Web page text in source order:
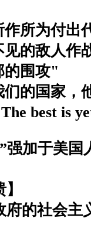
所为付出
的敌人作
的围攻"
的国家，
The best is
”强加于美国
府的社会主